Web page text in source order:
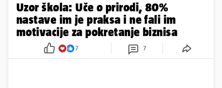
Uzor škola: Uče o prirodi, 80%
nastave im je praksa i ne fali im
motivacije za pokretanje biznisa
7 7